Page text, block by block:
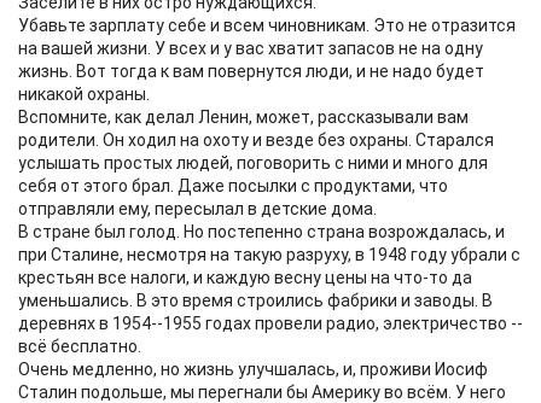
Убавьте зарплату себе и всем чиновникам. Это не отразится
на вашей жизни. У всех и у вас хватит запасов не на одну
жизнь. Вот тогда к вам повернутся люди, и не надо будет
никакой охраны.
Вспомните, как делал Ленин, может, рассказывали вам
родители. Он ходил на охоту и везде без охраны. Старался
услышать простых людей, поговорить с ними и много для
себя от этого брал. Даже посылки с продуктами, что
отправляли ему, пересылал в детские дома.
В стране был голод. Но постепенно страна возрождалась, и
при Сталине, несмотря на такую разруху, в 1948 году убрали с
крестьян все налоги, и каждую весну цены на что-то да
уменьшались. В это время строились фабрики и заводы. В
деревнях в 1954--1955 годах провели радио, электричество --
всё бесплатно.
Очень медленно, но жизнь улучшалась, и, проживи Иосиф
Сталин подольше, мы перегнали бы Америку во всём. У него